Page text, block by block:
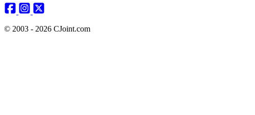
© 2003 - 2026 CJoint.com